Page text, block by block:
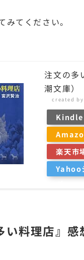
みてください。
注文の多
潮文庫）
created by
Kindle
楽天市
Yahoo
い料理店』